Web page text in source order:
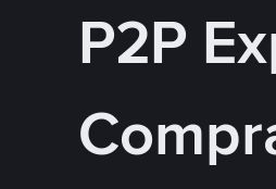
P2P